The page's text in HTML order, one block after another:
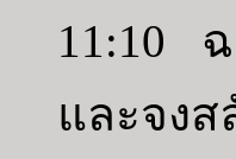
11:10 ฉ
และจงส